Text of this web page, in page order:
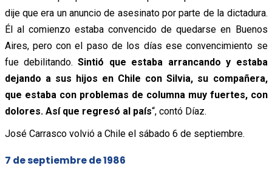
dije que era un anuncio de asesinato por parte de la dictadura.
Él al comienzo estaba convencido de quedarse en Buenos
Aires, pero con el paso de los días ese convencimiento se
fue debilitando.Sintió que estaba arrancando y estaba
dejando a sus hijos en Chile con Silvia, su compañera,
que estaba con problemas de columna muy fuertes, con
dolores. Así que regresó al país“, contó Díaz.
José Carrasco volvió a Chile el sábado 6 de septiembre.
7 de septiembre de 1986